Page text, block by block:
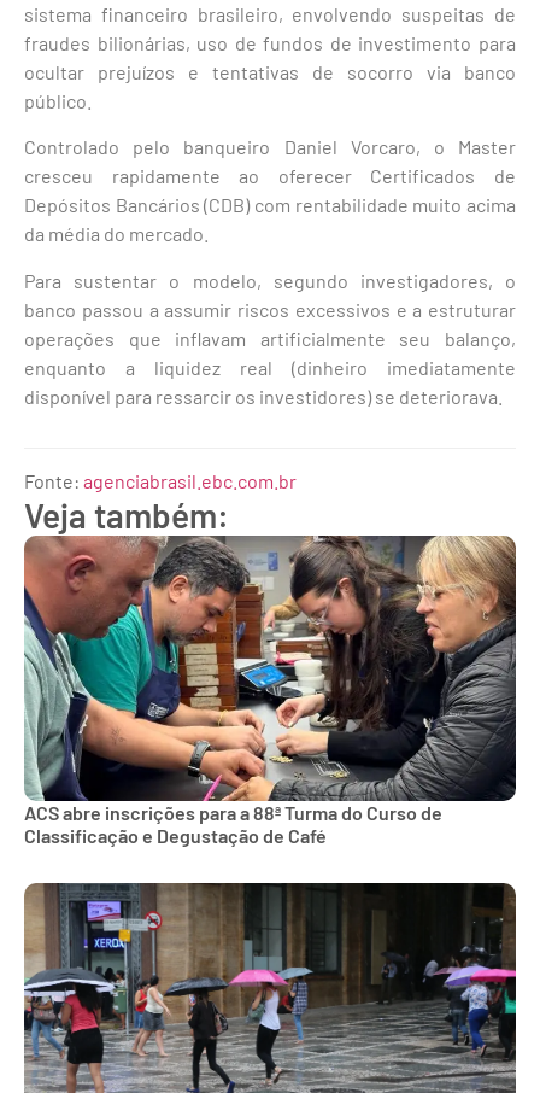
sistema financeiro brasileiro, envolvendo suspeitas de
fraudes bilionárias, uso de fundos de investimento para
ocultar prejuízos e tentativas de socorro via banco
público.
Controlado pelo banqueiro Daniel Vorcaro, o Master
cresceu rapidamente ao oferecer Certificados de
Depósitos Bancários (CDB) com rentabilidade muito acima
da média do mercado.
Para sustentar o modelo, segundo investigadores, o
banco passou a assumir riscos excessivos e a estruturar
operações que inflavam artificialmente seu balanço,
enquanto a liquidez real (dinheiro imediatamente
disponível para ressarcir os investidores) se deteriorava.
Fonte: agenciabrasil.ebc.com.br
Veja também:
ACS abre inscrições para a 88ª Turma do Curso de
Classificação e Degustação de Café